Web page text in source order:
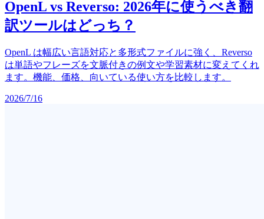
OpenL vs Reverso: 2026年に使うべき翻
訳ツールはどっち？
OpenL は幅広い言語対応と多形式ファイルに強く、Reverso
は単語やフレーズを文脈付きの例文や学習素材に変えてくれ
ます。機能、価格、向いている使い方を比較します。
2026/7/16